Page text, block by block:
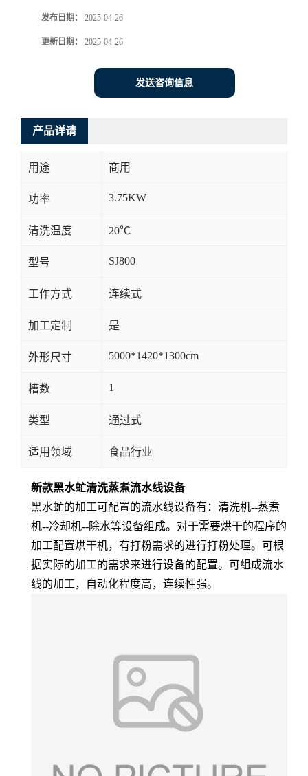
发布日期： 2025-04-26
更新日期： 2025-04-26
发送咨询信息
产品详请
用途 商用
功率 3.75KW
清洗温度 20℃
型号 SJ800
工作方式 连续式
加工定制 是
外形尺寸 5000*1420*1300cm
槽数 1
类型 通过式
适用领域 食品行业
新款黑水虻清洗蒸煮流水线设备
黑水虻的加工可配置的流水线设备有：清洗机--蒸煮
机--冷却机--除水等设备组成。对于需要烘干的程序的
加工配置烘干机，有打粉需求的进行打粉处理。可根
据实际的加工的需求来进行设备的配置。可组成流水
线的加工，自动化程度高，连续性强。